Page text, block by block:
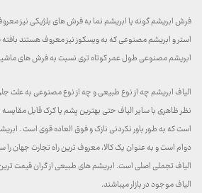
فرش ابریشم گونه یا ابریشم نما به فرش های بلژیکی نیز
استر و ابریشم مصنوعی که به ویسکوز نیز معروف هستند
ابریشم مصنوعی طول عمر کوتاه تری نسبت به فرش های
الیاف ابریشم چه از نوع طبیعی و چه از نوع مصنوعی به علت
نظر ظاهری با سایر الیاف حتی بهترین پشم یا کرک قابل
است که به طور باور نکردنی نازک و فوق العاده قوی است .
دوام است و به عنوان یک کالا، معروف‌ ترین راه تجارت جهان
الیاف تجملی اصلی است. ابریشم های طبیعی از گران قیمت
الیاف موجود در بازار میباشند.